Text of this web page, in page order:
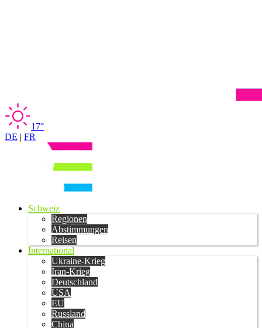
17°
DE | FR
Schweiz
Regionen
Abstimmungen
Reisen
International
Ukraine-Krieg
Iran-Krieg
Deutschland
USA
EU
Russland
China